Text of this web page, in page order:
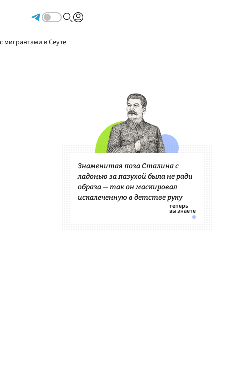
мигрантами в Сеуте
Знаменитая поза Сталина с
ладонью за пазухой была не ради
образа — так он маскировал
искалеченную в детстве руку